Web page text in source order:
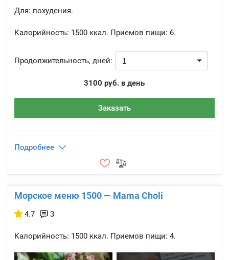
Для: похудения.
Калорийность: 1500 ккал. Приемов пищи: 6.
Продолжительность, дней:
3100 руб. в день
Заказать
Подробнее
Морское меню 1500 — Mama Choli
4.7 3
Калорийность: 1500 ккал. Приемов пищи: 4.